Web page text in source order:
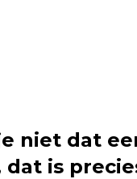
niet dat
is